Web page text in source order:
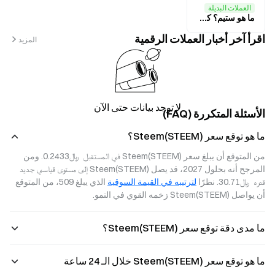
العملات البديلة
ما هو ستيم؟ كل ما تريد معرفته عن STEEM
اقرأ آخر أخبار العملات الرقمية المزيد
لا توجد بيانات حتى الآن الأسئلة المتكررة (FAQ)
ما هو توقع سعر Steem(STEEM)؟
قدره  ﷼‎30.71. نظرًا
لترتيبه في القيمة السوقية
أن يواصل Steem(STEEM) زخمه القوي في النمو.
ما مدى دقة توقع سعر Steem(STEEM)؟
ما هو توقع سعر Steem(STEEM) خلال الـ 24 ساعة